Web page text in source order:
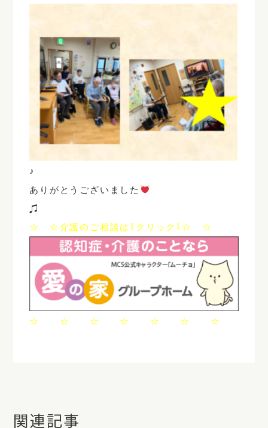
♪
ありがとうございました
♫
☆ ☆介護のご相談は⇩クリック⇩☆ ☆
☆ ☆ ☆ ☆ ☆ ☆ ☆
関連記事